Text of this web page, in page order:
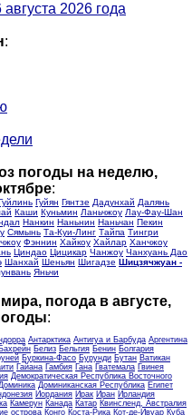
2026 года
:
погоды на неделю,
:
Гуйян Гянтзе Дадунхай Далянь
Каши Куньмин Ланьчжоу Лау-Фау-Шан
Нанкин Наньнин Наньчан Пекин
Сямынь Та-Куи-Линг Тайпа Тингри
Фэннин Хайкоу Хайлар Ханчжоу
Циндао Цицикар Чанжоу Чанхуань Дао
Шанхай Шеньян Шигадзе Шицзячжуан -
Яньчи
погода в августе,
:
Антарктика Антигуа и Барбуда Аргентина
Бахрейн Белиз Бельгия Бенин Болгария
Буркина-Фасо Бурунди Бутан Ватикан
Гайана Гамбия Гана Гватемала Гвинея
Демократическая Республика Восточного
Доминиканская Республика Египет
Иордания Ирак Иран Ирландия
Камерун Канада Катар Квинсленд, Австралия
острова Конго Коста-Рика Кот-де-Ивуар Куба